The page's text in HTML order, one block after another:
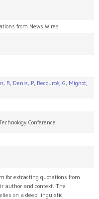
from News Wires
R, Denis, P, Recourcé, G, Mignot,
Conference
for extracting quotations from
author and context. The
on a deep linguistic